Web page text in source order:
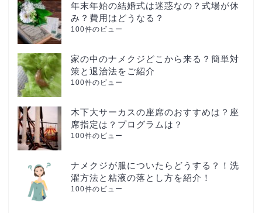
年末年始の結婚式は迷惑なの？式場が休
み？費用はどうなる？
100件のビュー
家の中のナメクジどこから来る？簡単対
策と退治法をご紹介
100件のビュー
木下大サーカスの座席のおすすめは？座
席指定は？プログラムは？
100件のビュー
ナメクジが服についたらどうする？！洗
濯方法と粘液の落とし方を紹介！
100件のビュー